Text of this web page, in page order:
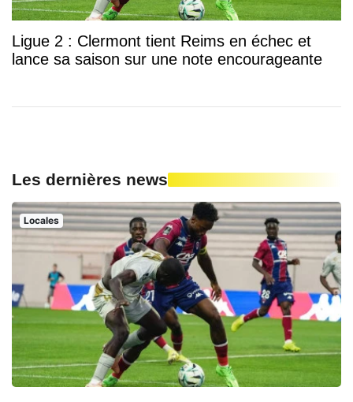
Ligue 2 : Clermont tient Reims en échec et
lance sa saison sur une note encourageante
Les dernières news
Locales